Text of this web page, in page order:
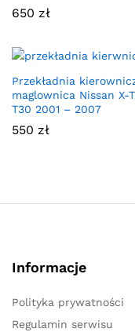
650 zł
Przekładnia
maglownica Nissan X-
T30 2001 – 2007
550 zł
Informacje
Polityka prywatności
Regulamin serwisu